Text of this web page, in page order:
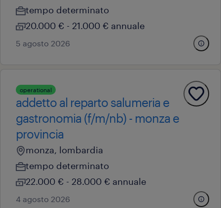
tempo determinato
20.000 € - 21.000 € annuale
5 agosto 2026
operational
addetto al reparto salumeria e
gastronomia (f/m/nb) - monza e
provincia
monza, lombardia
tempo determinato
22.000 € - 28.000 € annuale
4 agosto 2026